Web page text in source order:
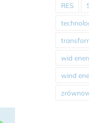
RES
wid
wind